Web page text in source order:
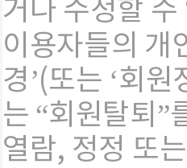
거나 수정할
이용자들의 개
경’(또는 ‘회
는 “회원탈퇴”
열람, 정정 또